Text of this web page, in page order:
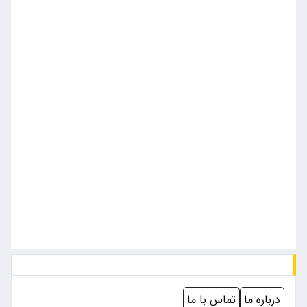
درباره ما تماس با ما